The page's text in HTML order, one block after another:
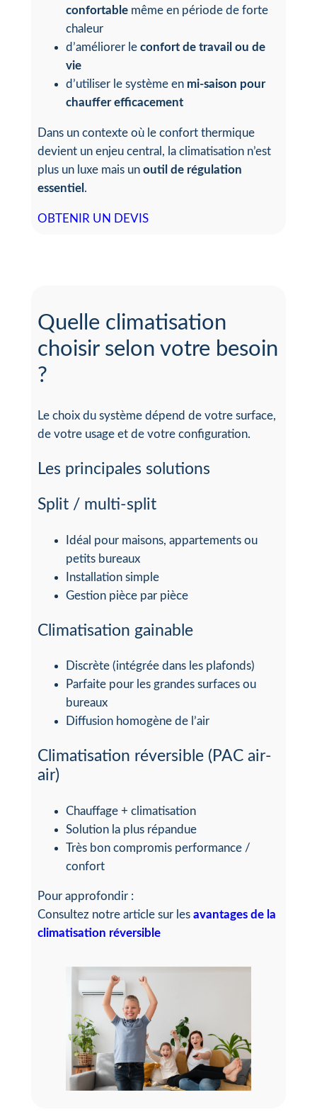
confortablemême en période de forte
chaleur
d’améliorer le confort de travail ou de
vie
d’utiliser le système en mi-saison pour
chauffer efficacement
Dans un contexte où le confort thermique
devient un enjeu central, la climatisation n’est
plus un luxe mais un outil de régulation
essentiel .
OBTENIR UN DEVIS
Quelle climatisation
choisir selon votre besoin
?
Le choix du système dépend de votre surface,
de votre usage et de votre configuration.
Les principales solutions
Split / multi-split
Idéal pour maisons, appartements ou
petits bureaux
Installation simple
Gestion pièce par pièce
Climatisation gainable
Discrète (intégrée dans les plafonds)
Parfaite pour les grandes surfaces ou
bureaux
Diffusion homogène de l’air
Climatisation réversible (PAC air-
air)
Chauffage + climatisation
Solution la plus répandue
Très bon compromis performance /
confort
Pour approfondir :
Consultez notre article sur les avantages de la
climatisation réversible